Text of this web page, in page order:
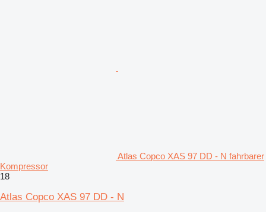
Atlas Copco XAS 97 DD - N fahrbarer
Kompressor
18
Atlas Copco XAS 97 DD - N